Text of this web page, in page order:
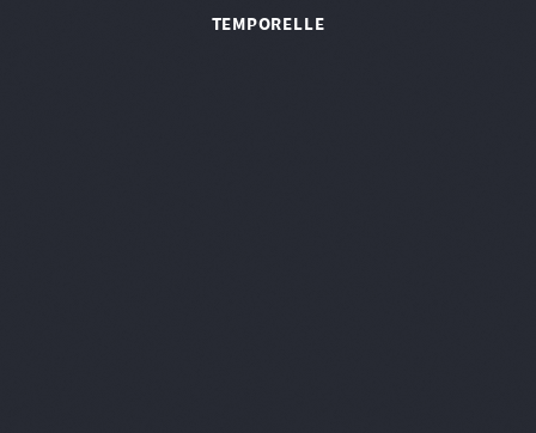
TEMPORELLE